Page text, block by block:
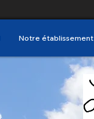
Notre établissement